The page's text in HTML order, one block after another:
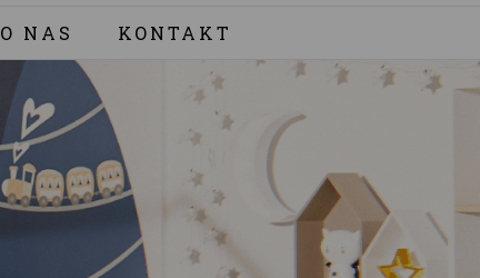
O NAS KONTAKT